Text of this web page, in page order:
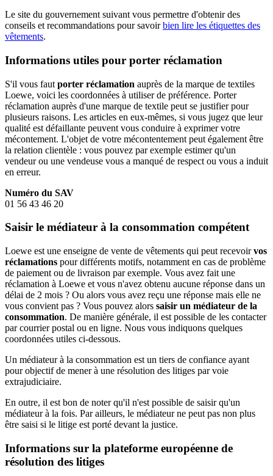
Le site du gouvernement suivant vous permettre d'obtenir des
conseils et recommandations pour savoirbien lire les étiquettes des
vêtements.
Informations utiles pour porter réclamation
S'il vous faut porter réclamation auprès de la marque de textiles
Loewe, voici les coordonnées à utiliser de préférence. Porter
réclamation auprès d'une marque de textile peut se justifier pour
plusieurs raisons. Les articles en eux-mêmes, si vous jugez que leur
qualité est défaillante peuvent vous conduire à exprimer votre
mécontement. L'objet de votre mécontentement peut également être
la relation clientèle : vous pouvez par exemple estimer qu'un
vendeur ou une vendeuse vous a manqué de respect ou vous a induit
en erreur.
Numéro du SAV
01 56 43 46 20
Saisir le médiateur à la consommation compétent
Loewe est une enseigne de vente de vêtements qui peut recevoirvos
réclamations pour différents motifs, notamment en cas de problème
de paiement ou de livraison par exemple. Vous avez fait une
réclamation à Loewe et vous n'avez obtenu aucune réponse dans un
délai de 2 mois ? Ou alors vous avez reçu une réponse mais elle ne
vous convient pas ? Vous pouvez alors saisir un médiateur de la
consommation. De manière générale, il est possible de les contacter
par courrier postal ou en ligne. Nous vous indiquons quelques
coordonnées utiles ci-dessous.
Un médiateur à la consommation est un tiers de confiance ayant
pour objectif de mener à une résolution des litiges par voie
extrajudiciaire.
En outre, il est bon de noter qu'il n'est possible de saisir qu'un
médiateur à la fois. Par ailleurs, le médiateur ne peut pas non plus
être saisi si le litige est porté devant la justice.
Informations sur la plateforme européenne de
résolution des litiges